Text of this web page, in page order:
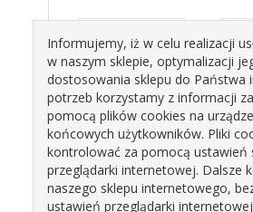
STOKROTKA
CZERWONA
050002 PJ
43,86 zł
Informujemy, iż w celu realizacji
w naszym sklepie, optymalizacji
dostosowania sklepu do Państwa
potrzeb korzystamy z informacji
pomocą plików cookies na
końcowych użytkowników. Pliki
kontrolować za pomocą ustawień
przeglądarki internetowej. Dalsze
naszego sklepu internetowego,
ustawień przeglądarki